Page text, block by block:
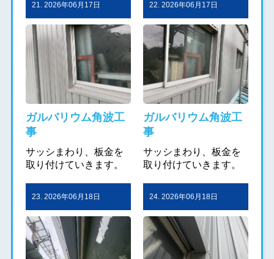
21. 2026年06月17日
ガルバリウム角波工
事
サッシまわり、板金を
取り付けていきます。
22. 2026年06月17日
ガルバリウム角波工
事
サッシまわり、板金を
取り付けていきます。
23. 2026年06月18日 24. 2026年06月18日